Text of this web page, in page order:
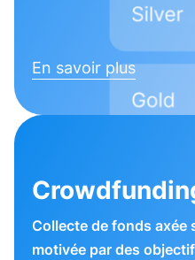
En savoir plus
Collecte de fonds axée
motivée par des